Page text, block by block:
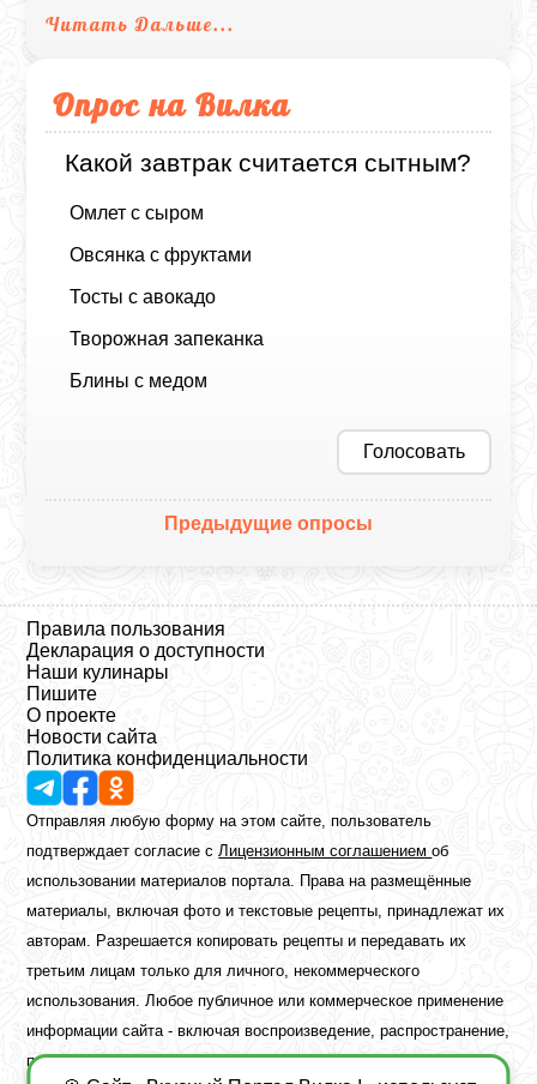
Читать Дальше...
Опрос на Вилка
Какой завтрак считается сытным?
Омлет с сыром
Овсянка с фруктами
Тосты с авокадо
Творожная запеканка
Блины с медом
Голосовать
Предыдущие опросы
Правила пользования
Декларация о доступности
Наши кулинары
Пишите
О проекте
Новости сайта
Политика конфиденциальности
Отправляя любую форму на этом сайте, пользователь
подтверждает согласие сЛицензионным соглашениемоб
использовании материалов портала. Права на размещённые
материалы, включая фото и текстовые рецепты, принадлежат их
авторам. Разрешается копировать рецепты и передавать их
третьим лицам только для личного, некоммерческого
использования. Любое публичное или коммерческое применение
информации сайта - включая воспроизведение, распространение,
публикацию или обработку - возможно лишь при наличии